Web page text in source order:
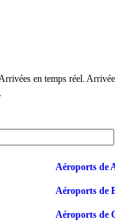
en temps réel.
Aéroports de
Aéroports de
Aéroports de